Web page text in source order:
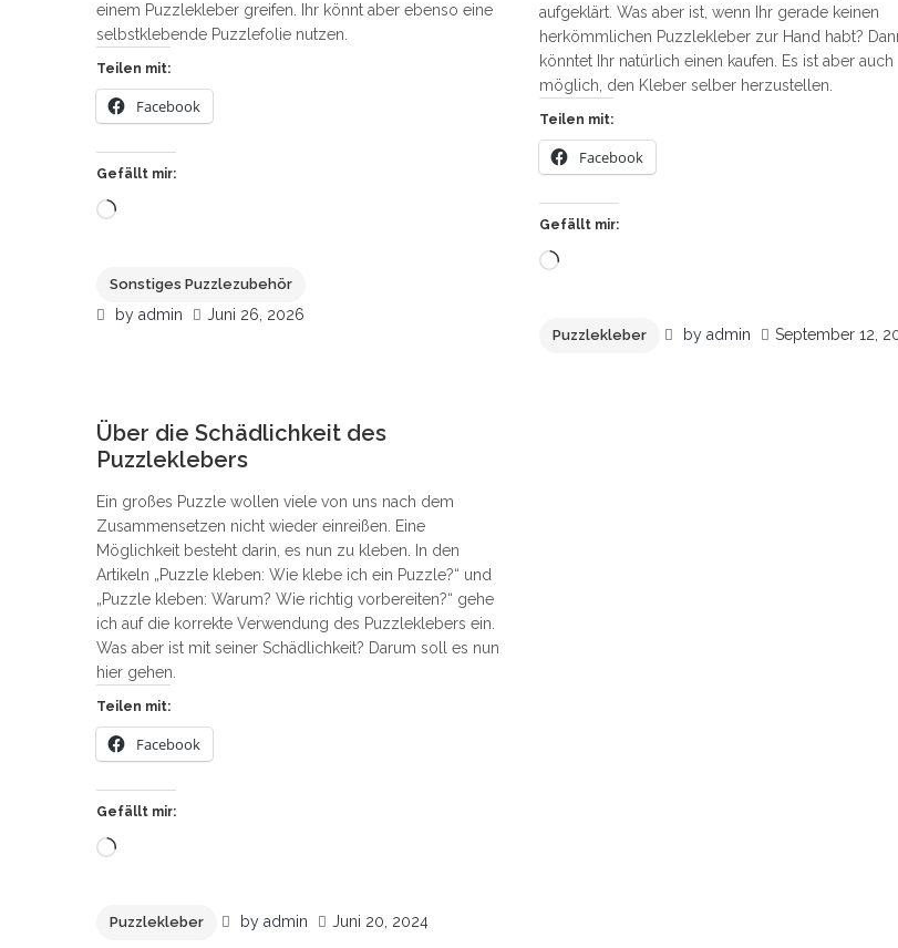
einem Puzzlekleber greifen. Ihr könnt aber ebenso eine
selbstklebende Puzzlefolie nutzen.
Teilen mit:
Facebook
Gefällt mir:
Wird
Sonstiges Puzzlezubehör
by admin Juni 26, 2026
aufgeklärt. Was aber ist, wenn Ihr gerade keinen
herkömmlichen Puzzlekleber zur Hand habt?
könntet Ihr natürlich einen kaufen. Es ist aber auch
möglich, den Kleber selber herzustellen.
Teilen mit:
Facebook
Gefällt mir:
Wird
Puzzlekleber by admin September 12,
Über die Schädlichkeit des
Puzzleklebers
Ein großes Puzzle wollen viele von uns nach dem
Zusammensetzen nicht wieder einreißen. Eine
Möglichkeit besteht darin, es nun zu kleben. In den
Artikeln „Puzzle kleben: Wie klebe ich ein Puzzle?“ und
„Puzzle kleben: Warum? Wie richtig vorbereiten?“ gehe
ich auf die korrekte Verwendung des Puzzleklebers ein.
Was aber ist mit seiner Schädlichkeit? Darum soll es nun
hier gehen.
Teilen mit:
Facebook
Gefällt mir:
Wird
Puzzlekleber by admin Juni 20, 2024